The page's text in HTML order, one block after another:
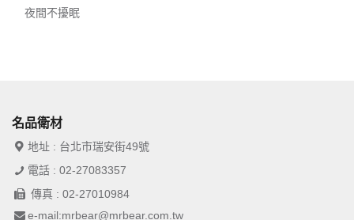
夜間不擾眠
名品衛材
地址 : 台北市瑞安街49號
電話 : 02-27083357
傳真 : 02-27010984
e-mail:mrbear@mrbear.com.tw